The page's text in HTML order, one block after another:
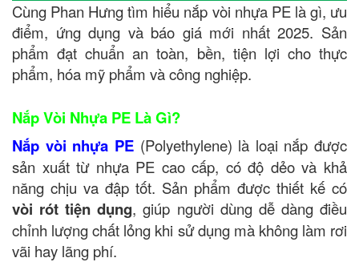
Cùng Phan Hưng tìm hiểu nắp vòi nhựa PE là gì, ưu
điểm, ứng dụng và báo giá mới nhất 2025. Sản
phẩm đạt chuẩn an toàn, bền, tiện lợi cho thực
phẩm, hóa mỹ phẩm và công nghiệp.
Nắp Vòi Nhựa PE Là Gì?
Nắp vòi nhựa PE(Polyethylene) là loại nắp được
sản xuất từ nhựa PE cao cấp, có độ dẻo và khả
năng chịu va đập tốt. Sản phẩm được thiết kế có
vòi rót tiện dụng, giúp người dùng dễ dàng điều
chỉnh lượng chất lỏng khi sử dụng mà không làm rơi
vãi hay lãng phí.